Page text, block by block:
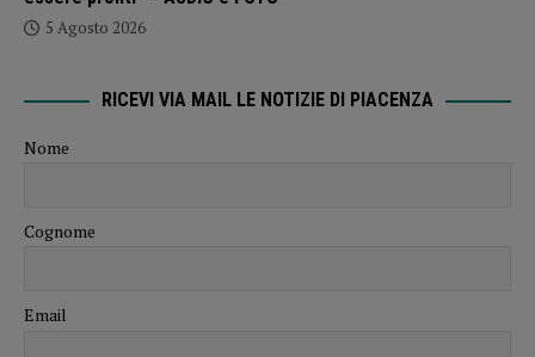
5 Agosto 2026
RICEVI VIA MAIL LE NOTIZIE DI PIACENZA
Nome
Cognome
Email